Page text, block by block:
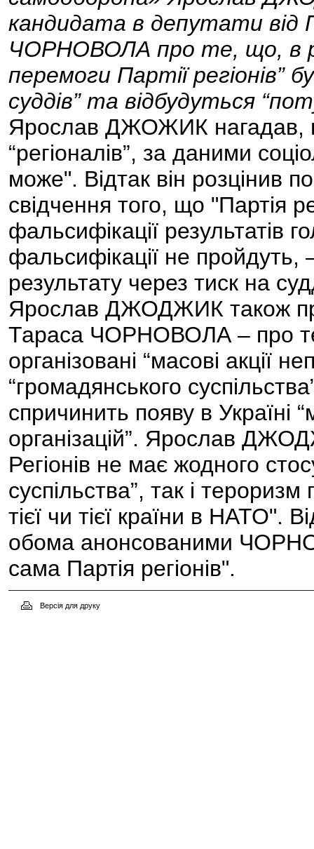
кандидата в депутати від
ЧОРНОВОЛА про те, що, в
перемоги Партії регіонів”
суддів” та відбудуться
Ярослав ДЖОЖИК нагадав,
“регіоналів”, за даними
може". Відтак він
свідчення того, що "Партія
фальсифікації результатів
фальсифікації не пройдуть,
результату через тиск на
Ярослав ДЖОДЖИК також
Тараса ЧОРНОВОЛА – про
організовані “масові акції
“громадянського
спричинить появу в Україні
організацій”. Ярослав
Регіонів не має жодного
суспільства”, так і
тієї чи тієї країни в НАТО".
обома анонсованими
сама Партія регіонів".
Версія для друку